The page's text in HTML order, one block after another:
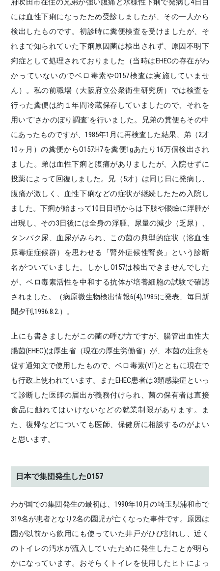
府吹田市在住の兄弟が強い腹痛と水様性下痢で発病し4日目
には血性下痢になったため受診しましたが、その一人から
検出したものです。初診時に糞便検査を受けましたが、そ
れまで知られていた下痢原因菌は検出されず、原因不明下
痢症として処理されておりました（当時はEHECの存在がわ
かっていないのでベロ毒素やO157検査は実施していませ
ん）。私の前職場（大阪府立公衆衛生研究所）では検査を
行った糞便は約１年間冷蔵保存していましたので、それを
用いて'さかのぼり調査'を行いました。兄弟の糞便もその中
にあったものですが、1985年1月に再検査した結果、弟（2才
10ヶ月）の糞便からO157:H7を糞便1gあたり16万個検出され
ました。弟は血性下痢と腹痛がありましたが、入院せずに
投薬によって回復しました。兄（5才）は同じ日に発病し、
腹痛が激しく、血性下痢などの症状が継続したため入院し
ました。下痢が始まって10日目頃からは下肢や眼瞼に浮腫が
出現し、その3日後には全身の浮腫、尿量の減少（乏尿）、
タンパク尿、血尿がみられ、この菌の典型的症状（溶血性
尿毒症症候群）を思わせる「腎外症候性腎炎」という診断
名がついていました。しかしO157は検出できませんでした
が、ベロ毒素活性を中和する抗体が培養細胞の試験で確認
されました。（病原微生物検出情報6(4),1985に発表、毎日新
聞夕刊,1996.8.2.）。
上にも書きましたがこの菌の呼び方ですが、腸管出血性大
腸菌(EHEC)は厚生省（現在の厚生労働省）が、本菌の注意を
促す通知文で使用したもので、ベロ毒素(VT)とともに現在で
も行政上使われています。またEHEC患者は3類感染症といっ
て診断した医師の届出が義務付けられ、菌の保有者は直接
食品に触れてはいけないなどの就業制限があります。ま
た、復帰などについても医師、保健所に相談するのがよい
と思います。
日本で集団発生したO157
わが国での集団発生の最初は、1990年10月の埼玉県浦和市で
319名が患者となり2名の園児が亡くなった事件です。原因は
園が以前から飲用にも使っていた井戸がひび割れし、近く
のトイレの汚水が流入していたために発生したことが明ら
かになっています。おそらくトイレを使用したヒトによっ